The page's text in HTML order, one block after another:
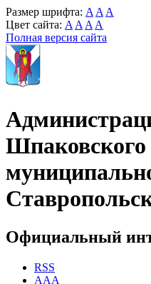
Размер шрифта: A A A
Цвет сайта: A A A A
Полная версия сайта
Шпаковского
Официальный
RSS
AAA